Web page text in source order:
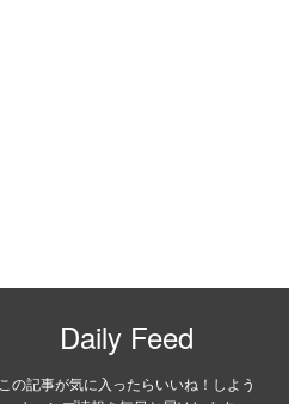
Daily Feed
この記事が気に入ったらいいね！しよう